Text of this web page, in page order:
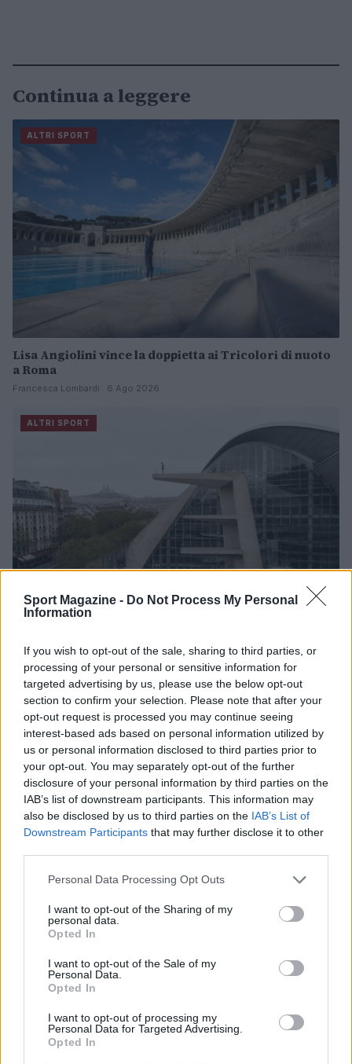
Sport Magazine - Do Not Process My Personal
Information
If you wish to opt-out of the sale, sharing to third parties, or
processing of your personal or sensitive information for
targeted advertising by us, please use the below opt-out
section to confirm your selection. Please note that after your
opt-out request is processed you may continue seeing
interest-based ads based on personal information utilized by
us or personal information disclosed to third parties prior to
your opt-out. You may separately opt-out of the further
disclosure of your personal information by third parties on the
IAB’s list of downstream participants. This information may
also be disclosed by us to third parties on the IAB’s List of
Downstream Participants that may further disclose it to other
Please note that this website/app uses one or more Google
not limited to your visit or usage behaviour. You may click to
grant or deny consent to Google and its third-party tags to
use your data for below specified purposes in below Google
consent section.
Personal Data Processing Opt Outs
I want to opt-out of the Sharing of my
personal data.
Opted In
I want to opt-out of the Sale of my
Personal Data.
Opted In
I want to opt-out of processing my
Personal Data for Targeted Advertising.
Opted In
Continua a leggere
ALTRI SPORT
Lisa Angiolini vince la doppietta ai Tricolori di nuoto
a Roma
Francesca Lombardi · 6 Ago 2026
ALTRI SPORT
azzurri
Francesca Lombardi · 6 Ago 2026
Serie A1 femminile: la Cda Volley Talmassons FVG
punta alla salvezza con un roster rinforzato
Andrea Conforti · 6 Ago 2026
PIÙ LETTI